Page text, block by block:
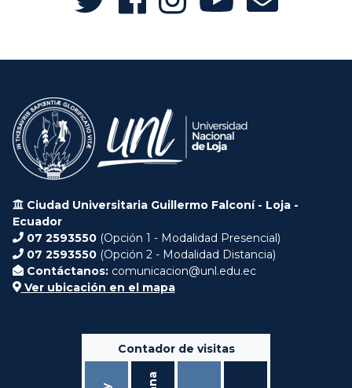
Ciudad Universitaria Guillermo Falconí - Loja -
Ecuador
07 2593550 (Opción 1 - Modalidad Presencial)
07 2593550 (Opción 2 - Modalidad Distancia)
Contáctanos: comunicacion@unl.edu.ec
Ver ubicación en el mapa
Contador de visitas